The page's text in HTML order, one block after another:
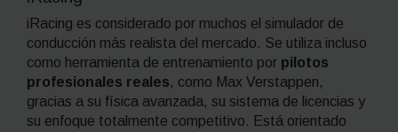
iRacing es considerado por muchos el simulador de
conducción más realista del mercado. Se utiliza incluso
como herramienta de entrenamiento por pilotos
profesionales reales, como Max Verstappen,
gracias a su física avanzada, su sistema de licencias y
su enfoque totalmente competitivo. Está orientado